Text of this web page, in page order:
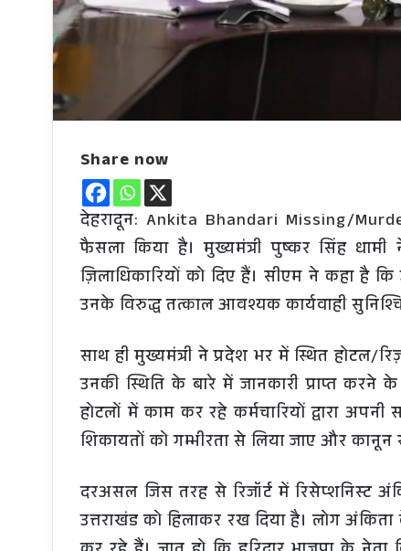
Share now
देहरादून: Ankita Bhandari Missing/
फैसला किया है। मुख्यमंत्री पुष्कर सिंह
ज़िलाधिकारियों को दिए हैं। सीएम ने कहा है
उनके विरुद्ध तत्काल आवश्यक कार्यवाही
साथ ही मुख्यमंत्री ने प्रदेश भर में स्थित होटल/
उनकी स्थिति के बारे में जानकारी प्राप्त करने
होटलों में काम कर रहे कर्मचारियों द्वारा
शिकायतों को गम्भीरता से लिया जाए और कानून
दरअसल जिस तरह से रिजॉर्ट में रिसेप्शनिस्ट
उत्तराखंड को हिलाकर रख दिया है। लोग